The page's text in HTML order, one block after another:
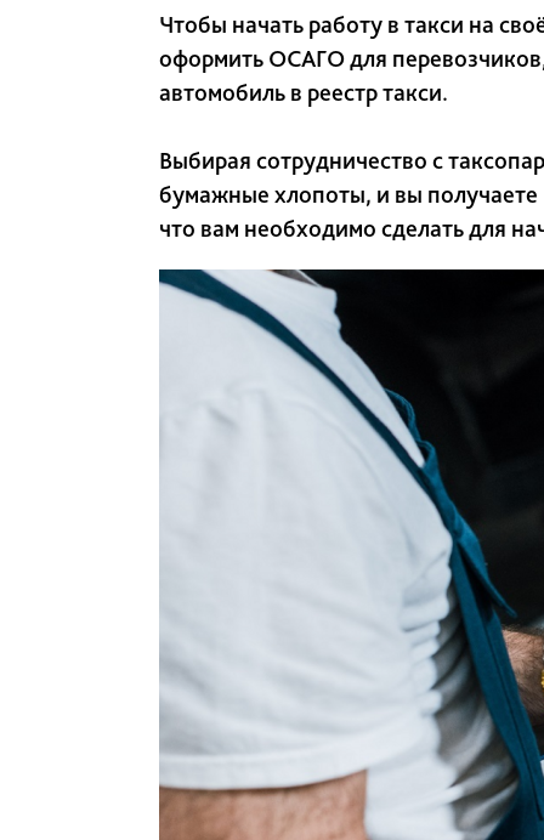
Чтобы начать работу в такси на
оформить ОСАГО для
автомобиль в реестр такси.
Выбирая сотрудничество с
бумажные хлопоты, и вы получаете
что вам необходимо сделать для